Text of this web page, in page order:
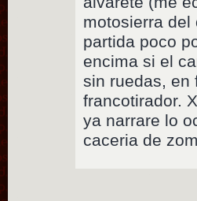
motosierra del
partida poco
encima si el
sin ruedas,
francotirador.
ya narrare lo
caceria de